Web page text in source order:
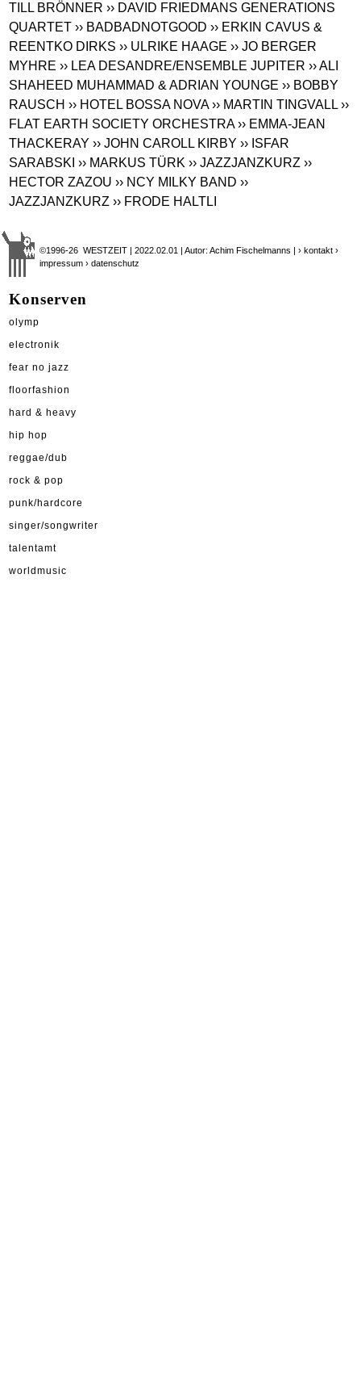
TILL BRÖNNER ›› DAVID FRIEDMANS GENERATIONS
QUARTET ›› BADBADNOTGOOD ›› ERKIN CAVUS &
REENTKO DIRKS ›› ULRIKE HAAGE ›› JO BERGER
MYHRE ›› LEA DESANDRE/ENSEMBLE JUPITER›› ALI
SHAHEED MUHAMMAD & ADRIAN YOUNGE ›› BOBBY
RAUSCH ›› HOTEL BOSSA NOVA ›› MARTIN TINGVALL ››
FLAT EARTH SOCIETY ORCHESTRA ›› EMMA-JEAN
THACKERAY ›› JOHN CAROLL KIRBY ›› ISFAR
SARABSKI ›› MARKUS TÜRK ›› JAZZJANZKURZ ››
HECTOR ZAZOU ›› NCY MILKY BAND ››
JAZZJANZKURZ ›› FRODE HALTLI
©1996-26 WESTZEIT | 2022.02.01 | Autor: Achim Fischelmanns |› kontakt ›
impressum › datenschutz
Konserven
olymp
electronik
fear no jazz
floorfashion
hard & heavy
hip hop
reggae/dub
rock & pop
punk/hardcore
singer/songwriter
talentamt
worldmusic